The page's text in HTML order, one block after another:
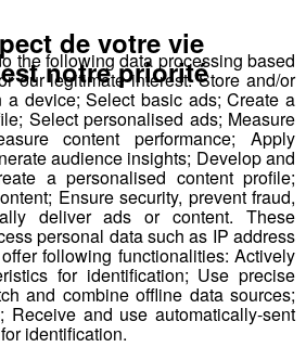
the following data processing based
our legitimate interest: Store and/or
a device; Select basic ads; Create a
Select personalised ads; Measure
content performance; Apply
audience insights; Develop and
a personalised content profile;
Ensure security, prevent fraud,
deliver ads or content. These
personal data such as IP address
following functionalities: Actively
for identification; Use precise
and combine offline data sources;
Receive and use automatically-sent
identification.
de votre vie
notre priorité